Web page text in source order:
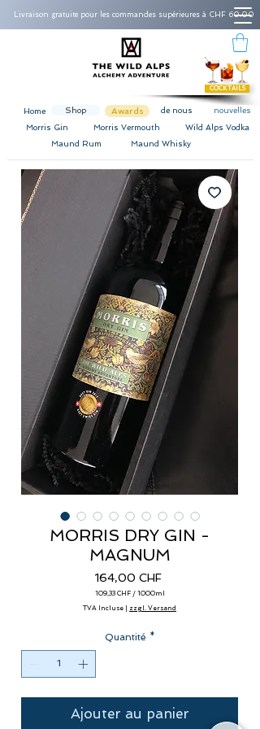
Livraison gratuite pour les commandes supérieures à CHF 60.00
COCKTAILS
Home Shop Awards de nous
nouvelles
Morris Gin
Morris Vermouth
Wild Alps Vodka
Maund Rum
Maund Whisky
MORRIS DRY GIN -
MAGNUM
164,00 CHFPrix
109,33 CHF / 1000ml
pour
TVA Incluse | zzgl. Versand
Quantité *
Ajouter au panier